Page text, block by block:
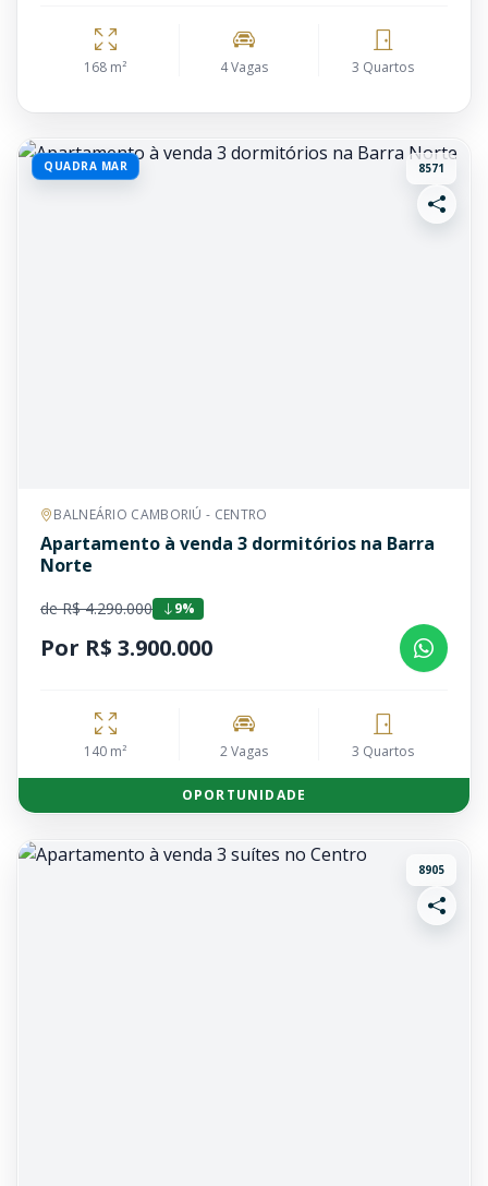
168 m² 4 Vagas 3 Quartos
QUADRA MAR 8571
BALNEÁRIO CAMBORIÚ - CENTRO
Apartamento à venda 3 dormitórios na Barra
Norte
de R$ 4.290.000 9%
Por R$ 3.900.000
140 m² 2 Vagas 3 Quartos
OPORTUNIDADE
8905